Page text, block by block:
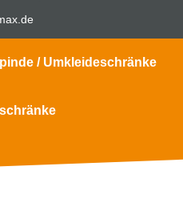
/ Umkleideschränke